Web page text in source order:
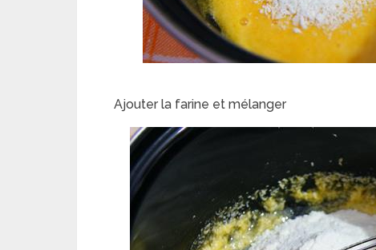
Ajouter la farine et mélanger